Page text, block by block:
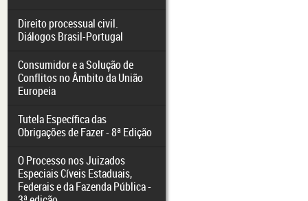
Direito processual civil.
Diálogos Brasil-Portugal
Consumidor e a Solução de
Conflitos no Âmbito da União
Europeia
Tutela Específica das
Obrigações de Fazer - 8ª Edição
O Processo nos Juizados
Especiais Cíveis Estaduais,
Federais e da Fazenda Pública -